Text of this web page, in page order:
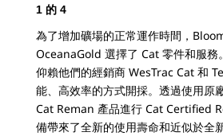
1 的 4
為了增加礦場的正常運作時間，
OceanaGold 選擇了 Cat 零件和服務
仰賴他們的經銷商 WesTrac Cat 和
能、高效率的方式開採。透過使用原
Cat Reman 產品進行 Cat Certified
備帶來了全新的使用壽命和近似於全